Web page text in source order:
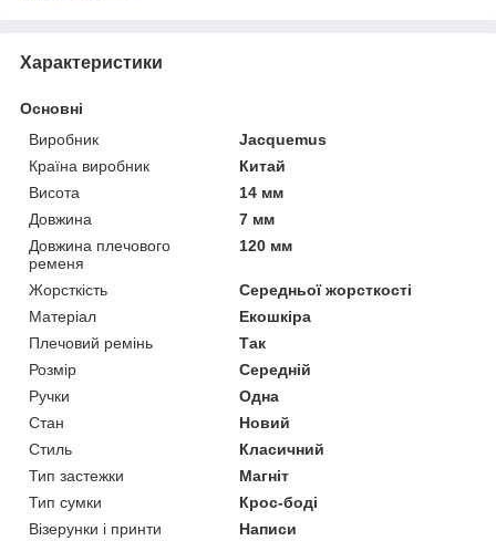
Характеристики
Основні
Виробник
Jacquemus
Країна виробник
Китай
Висота
14 мм
Довжина
7 мм
Довжина плечового
ременя
120 мм
Жорсткість
Середньої жорсткості
Матеріал
Екошкіра
Плечовий ремінь
Так
Розмір
Середній
Ручки
Одна
Стан
Новий
Стиль
Класичний
Тип застежки
Магніт
Тип сумки
Крос-боді
Візерунки і принти
Написи